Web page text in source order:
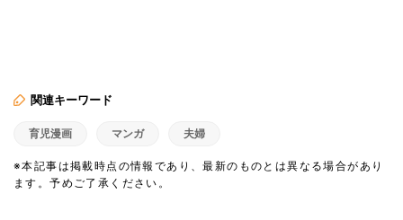
関連キーワード
育児漫画 マンガ 夫婦
※本記事は掲載時点の情報であり、最新のものとは異なる場合があり
ます。予めご了承ください。